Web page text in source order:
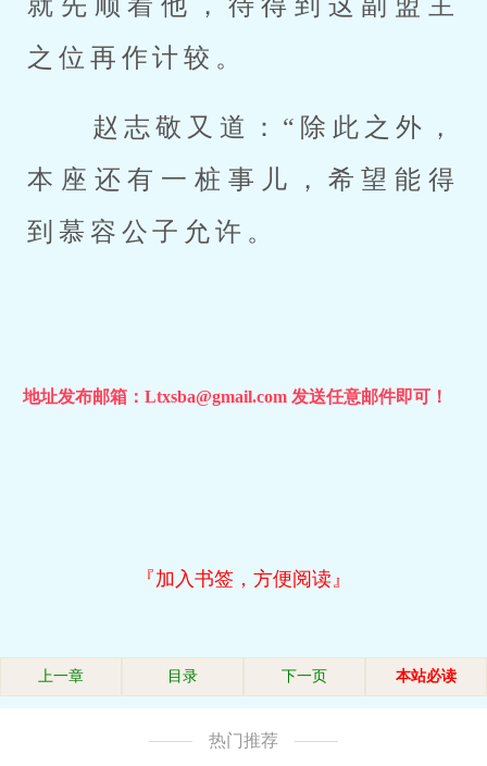
之位再作计较。
本座还有一桩事儿，希望能得
到慕容公子允许。
地址发布邮箱：Ltxsba@gmail.com 发送任意邮件即可！
『加入书签，方便阅读』
上一章 目录 下一页 本站必读
热门推荐